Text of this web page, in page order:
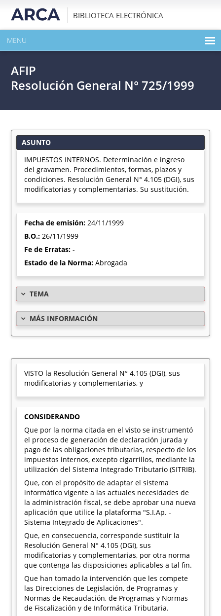
BIBLIOTECA ELECTRÓNICA
MENU
EXPANDIR TODO EL CONTENIDO DE LA PUBLICACIÓN
AFIP
Resolución General N° 725/1999
ASUNTO
IMPUESTOS INTERNOS. Determinación e ingreso
del gravamen. Procedimientos, formas, plazos y
condiciones. Resolución General N° 4.105 (DGI), sus
modificatorias y complementarias. Su sustitución.
Fecha de emisión:24/11/1999
B.O.:26/11/1999
Fe de Erratas:-
Estado de la Norma:Abrogada
TEMA
MÁS INFORMACIÓN
VISTO la Resolución General N° 4.105 (DGI), sus
modificatorias y complementarias, y
CONSIDERANDO
Que por la norma citada en el visto se instrumentó
el proceso de generación de declaración jurada y
pago de las obligaciones tributarias, respecto de los
impuestos internos, excepto cigarrillos, mediante la
utilización del Sistema Integrado Tributario (SITRIB).
Que, con el propósito de adaptar el sistema
informático vigente a las actuales necesidades de
la administración fiscal, se debe aprobar una nueva
aplicación que utilice la plataforma "S.I.Ap. -
Sistema Integrado de Aplicaciones".
Que, en consecuencia, corresponde sustituir la
Resolución General N° 4.105 (DGI), sus
modificatorias y complementarias, por otra norma
que contenga las disposiciones aplicables a tal fin.
Que han tomado la intervención que les compete
las Direcciones de Legislación, de Programas y
Normas de Recaudación, de Programas y Normas
de Fiscalización y de Informática Tributaria.